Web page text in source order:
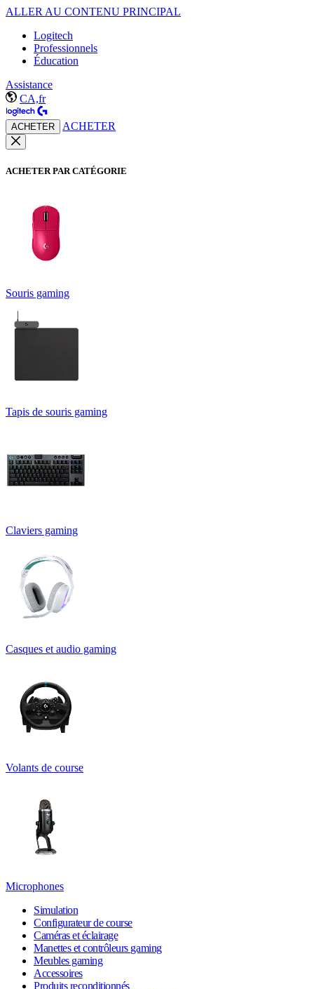
ALLER AU CONTENU PRINCIPAL
Logitech
Professionnels
Éducation
Assistance
CA,fr
ACHETER ACHETER
ACHETER PAR CATÉGORIE
Souris gaming
Tapis de souris gaming
Claviers gaming
Casques et audio gaming
Volants de course
Microphones
Simulation
Configurateur de course
Caméras et éclairage
Manettes et contrôleurs gaming
Meubles gaming
Accessoires
Produits reconditionnés